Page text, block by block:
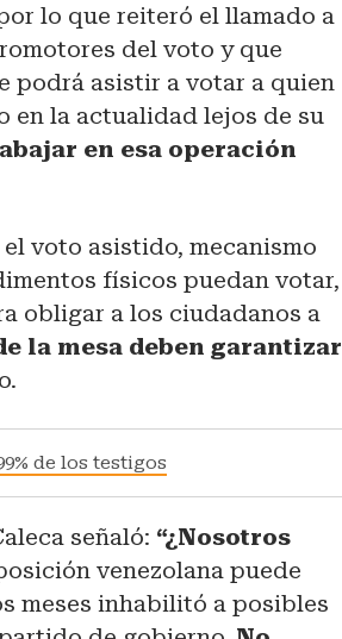
lo que reiteró el llamado a
del voto y que
podrá asistir a votar a quien
en la actualidad lejos de su
en esa operación
voto asistido, mecanismo
físicos puedan votar,
obligar a los ciudadanos a
la mesa deben garantizar
de los testigos
señaló: “¿Nosotros
venezolana puede
meses inhabilitó a posibles